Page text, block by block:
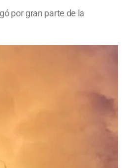
por gran parte de la